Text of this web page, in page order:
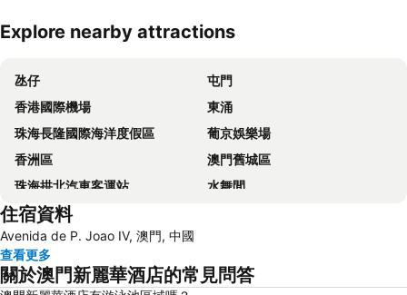
展開地圖
Explore nearby attractions
氹仔
屯門
香港國際機場
東涌
珠海長隆國際海洋度假區
葡京娛樂場
香洲區
澳門舊城區
珠海拱北汽車客運站
水舞間
大三巴牌坊
香港屯門
珠海灣仔碼頭
新馬路
Gongkoubeian
澳門外港客運碼頭
住宿資料
Avenida de P. Joao IV, 澳門, 中國
查看更多
關於澳門新麗華酒店的常見問答